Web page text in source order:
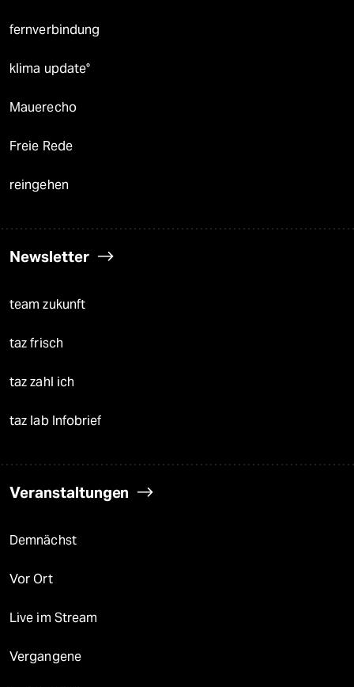
fernverbindung
klima update°
Mauerecho
Freie Rede
reingehen
Newsletter
team zukunft
taz frisch
taz zahl ich
taz lab Infobrief
Veranstaltungen
Demnächst
Vor Ort
Live im Stream
Vergangene